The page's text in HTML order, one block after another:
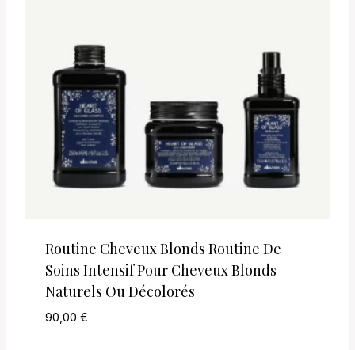
Routine Cheveux Blonds Routine De
Soins Intensif Pour Cheveux Blonds
Naturels Ou Décolorés
90,00 €